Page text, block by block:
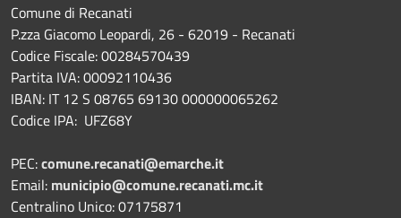
Comune di Recanati
P.zza Giacomo Leopardi, 26 - 62019 - Recanati
Codice Fiscale: 00284570439
Partita IVA: 00092110436
IBAN: IT 12 S 08765 69130 000000065262
Codice IPA: UFZ68Y
PEC:comune.recanati@emarche.it
Email: municipio@comune.recanati.mc.it
Centralino Unico: 07175871